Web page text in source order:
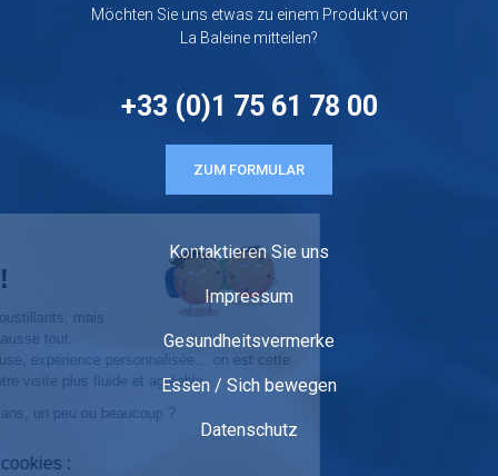
les Cookies !
On n’est ni sucrés, ni croustillants, mais
comme notre sel, on rehausse tout.
Navigation plus savoureuse, expérience personnalisée… on est cette
petite pincée qui rend votre visite plus fluide et agréable.
C’est vous qui dosez : sans, un peu ou beaucoup ?
À quoi servent ces cookies :
Möchten Sie uns etwas zu einem Produkt von
La Baleine mitteilen?
+33 (0)1 75 61 78 00
ZUM FORMULAR
Kontaktieren Sie uns
Impressum
Gesundheitsvermerke
Essen / Sich bewegen
Datenschutz